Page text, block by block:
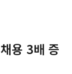
용 3배 증